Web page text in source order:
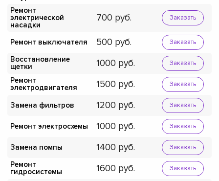
Ремонт
электрической
насадки
700 Заказать
Ремонт выключателя 500 Заказать
Восстановление
щетки
1000 Заказать
Ремонт
электродвигателя
1500 Заказать
Замена фильтров 1200 Заказать
Ремонт электросхемы 1000 Заказать
Замена помпы 1400 Заказать
Ремонт
гидросистемы
1600 Заказать